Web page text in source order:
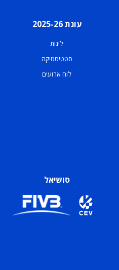
עונת 2025-26
ליגות
סטטיסטיקה
לוח ארועים
סושיאל